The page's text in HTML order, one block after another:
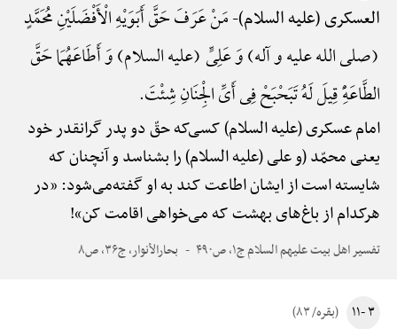
العسکری (علیه السلام)-مَنْ عَرَفَ حَقَّ أَبَوَیْهِ الْأَفْضَلَیْنِ مُحَمَّدٍ
(صلی الله علیه و آله) وَ عَلِیٍّ (علیه السلام) وَ أَطَاعَهُمَا حَقَّ
الطَّاعَهًِْ قِیلَ لَهُ تَبَحْبَحْ فِی أَیِّ الْجِنَانِ شِئْتَ.
امام عسکری (علیه السلام) کسی‌که حقّ دو پدر گرانقدر خود
یعنی محمّد (و علی (علیه السلام) را بشناسد و آنچنان که
شایسته است از ایشان اطاعت کند به او گفته‌می‌شود: «در
هرکدام از باغ‌های بهشت که می‌خواهی اقامت کن»!
تفسیر اهل بیت علیهم السلام ج۱، ص۴۹۰ بحارالأنوار، ج۳۶، ص۸
۳ -۱۱ (بقره/ ۸۳)